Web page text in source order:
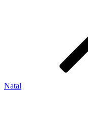
Natal